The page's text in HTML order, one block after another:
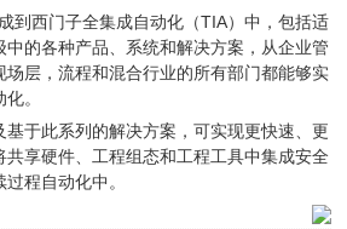
到西门子全集成自动化（TIA）中，包括适
中的各种产品、系统和解决方案，从企业管
场层，流程和混合行业的所有部门都能够实
。
于此系列的解决方案，可实现更快速、更
共享硬件、工程组态和工程工具中集成安全
程自动化中。